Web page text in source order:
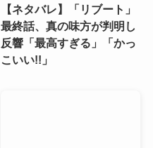
【ネタバレ】「リブート」
最終話、真の味方が判明し
反響「最高すぎる」「かっ
こいい!!」